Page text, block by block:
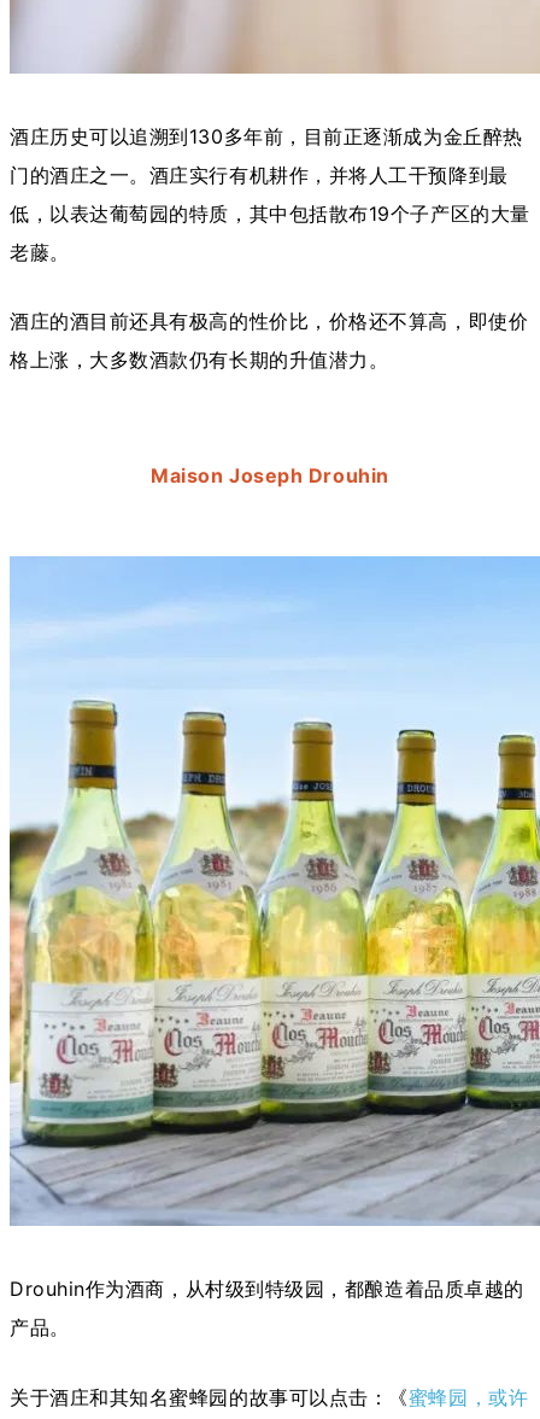
酒庄历史可以追溯到130多年前，目前正逐渐成为金丘醉热
门的酒庄之一。酒庄实行有机耕作，并将人工干预降到最
低，以表达葡萄园的特质，其中包括散布19个子产区的大量
老藤。
酒庄的酒目前还具有极高的性价比，价格还不算高，即使价
格上涨，大多数酒款仍有长期的升值潜力。
Maison Joseph Drouhin
Drouhin作为酒商，从村级到特级园，都酿造着品质卓越的
产品。
关于酒庄和其知名蜜蜂园的故事可以点击：《蜜蜂园，或许